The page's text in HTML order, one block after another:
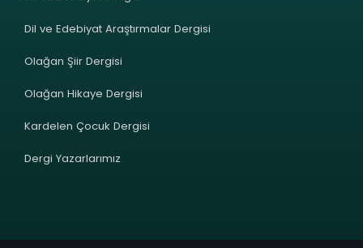
Dil ve Edebiyat Araştırmalar Dergisi
Olağan Şiir Dergisi
Olağan Hikaye Dergisi
Kardelen Çocuk Dergisi
Dergi Yazarlarımız